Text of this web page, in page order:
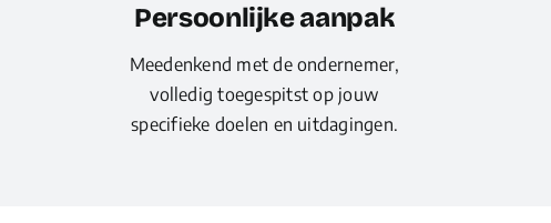
Persoonlijke aanpak
Meedenkend met de ondernemer,
volledig toegespitst op jouw
specifieke doelen en uitdagingen.